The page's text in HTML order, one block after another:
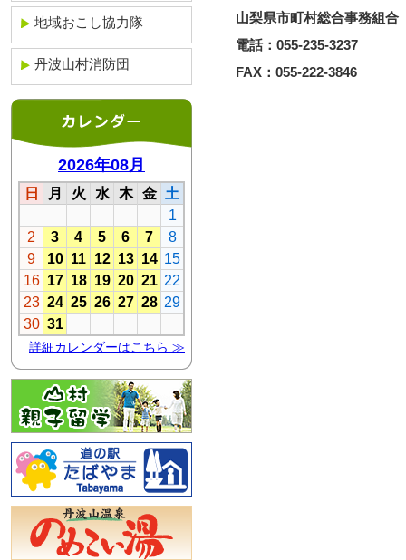
山梨県市町村総合事務組
電話：055-235-3237
FAX：055-222-3846
地域おこし協力隊
丹波山村消防団